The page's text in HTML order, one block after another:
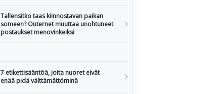
Tallensitko taas kiinnostavan paikan
someen? Outernet muuttaa unohtuneet
postaukset menovinkeiksi
7 etikettisääntöä, joita nuoret eivät
enää pidä välttämättöminä